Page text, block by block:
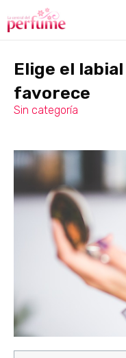
Elige el
favorece
Sin categoría